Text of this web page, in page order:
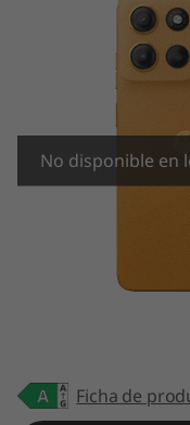
No disponible en
Ficha de